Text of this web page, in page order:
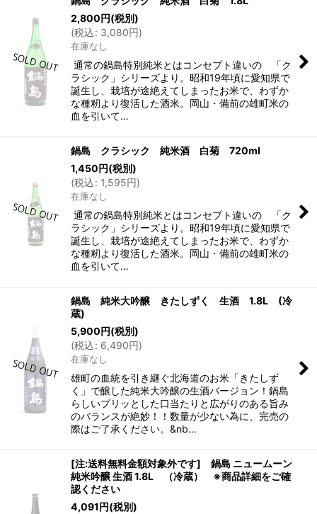
2,800円(税別)
(税込: 3,080円)
在庫なし
通常の鍋島特別純米とはコンセプト違いの 「ク
ラシック」シリーズより。昭和19年頃に愛知県で
誕生し、栽培が途絶えてしまったお米で、わずか
な種籾より復活した酒米。岡山・備前の雄町米の
血を引いて…
鍋島 クラシック 純米酒 白菊 720ml
1,450円(税別)
(税込: 1,595円)
在庫なし
通常の鍋島特別純米とはコンセプト違いの 「ク
ラシック」シリーズより。昭和19年頃に愛知県で
誕生し、栽培が途絶えてしまったお米で、わずか
な種籾より復活した酒米。岡山・備前の雄町米の
血を引いて…
鍋島 純米大吟醸 きたしずく 生酒 1.8L (冷
蔵)
5,900円(税別)
(税込: 6,490円)
在庫なし
雄町の血統を引き継ぐ北海道のお米「きたしず
く」で醸した純米大吟醸の生酒バージョン！鍋島
らしいプリッとした口当たりと広がりのある旨み
のバランスが絶妙！！数量が少ない為に、完売の
際はご了承ください。&nb…
[注:送料無料金額対象外です] 鍋島 ニュームーン
純米吟醸 生酒 1.8L （冷蔵） ※商品詳細をご確
認ください
4,091円(税別)